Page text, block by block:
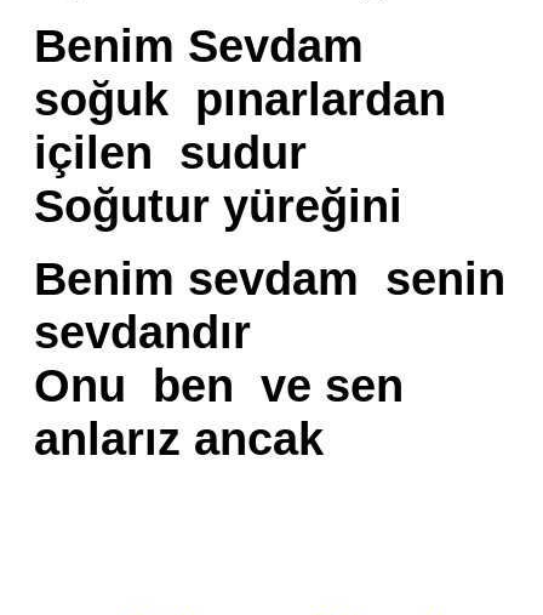
Benim Sevdam
soğuk pınarlardan
içilen sudur
Soğutur yüreğini
Benim sevdam senin
sevdandır
Onu ben ve sen
anlarız ancak